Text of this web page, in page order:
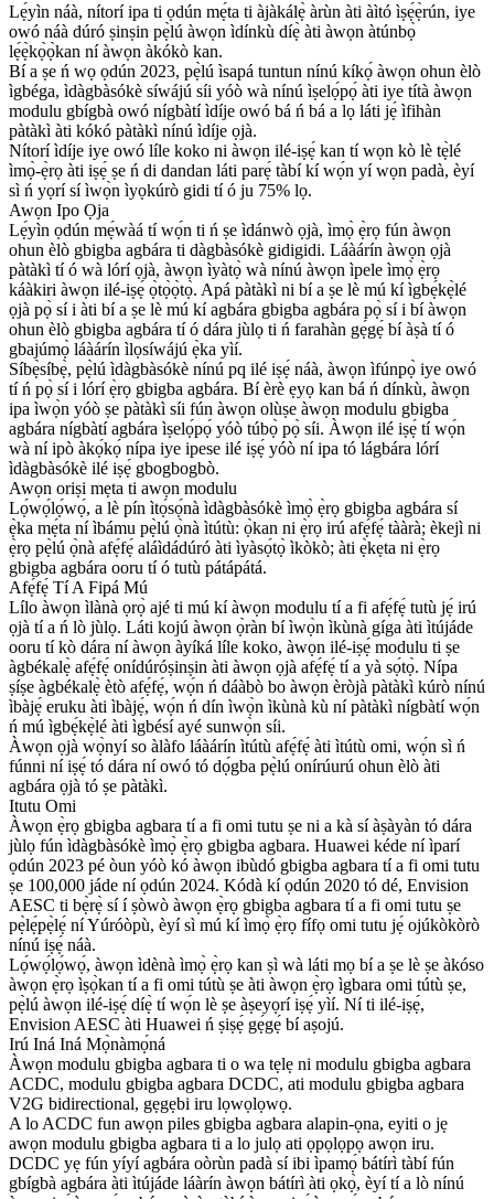
Lẹ́yìn náà, nítorí ipa ti ọdún mẹ́ta ti àjàkálẹ̀ àrùn àti àìtó ìṣẹ́ẹ̀rún, iye
owó náà dúró ṣinṣin pẹ̀lú àwọn ìdínkù díẹ̀ àti àwọn àtúnbọ̀
lẹ́ẹ̀kọ̀ọ̀kan ní àwọn àkókò kan.
Bí a ṣe ń wọ ọdún 2023, pẹ̀lú ìsapá tuntun nínú kíkọ́ àwọn ohun èlò
ìgbéga, ìdàgbàsókè síwájú síi yóò wà nínú ìṣelọ́pọ́ àti iye títà àwọn
modulu gbígbà owó nígbàtí ìdíje owó bá ń bá a lọ láti jẹ́ ìfihàn
pàtàkì àti kókó pàtàkì nínú ìdíje ọjà.
Nítorí ìdíje iye owó líle koko ni àwọn ilé-iṣẹ́ kan tí wọn kò lè tẹ̀lé
ìmọ̀-ẹ̀rọ àti iṣẹ́ ṣe ń di dandan láti parẹ́ tàbí kí wọ́n yí wọn padà, èyí
sì ń yọrí sí ìwọ̀n ìyọkúrò gidi tí ó ju 75% lọ.
Awọn Ipo Ọja
Lẹ́yìn ọdún mẹ́wàá tí wọ́n ti ń ṣe ìdánwò ọjà, ìmọ̀ ẹ̀rọ fún àwọn
ohun èlò gbigba agbára ti dàgbàsókè gidigidi. Láàárín àwọn ọjà
pàtàkì tí ó wà lórí ọjà, àwọn ìyàtọ̀ wà nínú àwọn ìpele ìmọ̀ ẹ̀rọ
káàkiri àwọn ilé-iṣẹ́ ọ̀tọ̀ọ̀tọ̀. Apá pàtàkì ni bí a ṣe lè mú kí ìgbẹ́kẹ̀lé
ọjà pọ̀ sí i àti bí a ṣe lè mú kí agbára gbigba agbára pọ̀ sí i bí àwọn
ohun èlò gbigba agbára tí ó dára jùlọ ti ń farahàn gẹ́gẹ́ bí àṣà tí ó
gbajúmọ̀ láàárín ìlọsíwájú ẹ̀ka yìí.
Síbẹ̀síbẹ̀, pẹ̀lú ìdàgbàsókè nínú pq ilé iṣẹ́ náà, àwọn ìfúnpọ̀ iye owó
tí ń pọ̀ sí i lórí ẹ̀rọ gbigba agbára. Bí èrè ẹyọ kan bá ń dínkù, àwọn
ipa ìwọ̀n yóò ṣe pàtàkì síi fún àwọn olùṣe àwọn modulu gbigba
agbára nígbàtí agbára ìṣelọ́pọ́ yóò túbọ̀ pọ̀ síi. Àwọn ilé iṣẹ́ tí wọ́n
wà ní ipò àkọ́kọ́ nípa iye ipese ilé iṣẹ́ yóò ní ipa tó lágbára lórí
ìdàgbàsókè ilé iṣẹ́ gbogbogbò.
Awọn oriṣi mẹta ti awọn modulu
Lọ́wọ́lọ́wọ́, a lè pín ìtọ́sọ́nà ìdàgbàsókè ìmọ̀ ẹ̀rọ gbigba agbára sí
ẹ̀ka mẹ́ta ní ìbámu pẹ̀lú ọ̀nà ìtútù: ọ̀kan ni ẹ̀rọ irú afẹ́fẹ́ tààrà; èkejì ni
ẹ̀rọ pẹ̀lú ọ̀nà afẹ́fẹ́ aláìdádúró àti ìyàsọ́tọ̀ ìkòkò; àti ẹ̀kẹta ni ẹ̀rọ
gbigba agbára ooru tí ó tutù pátápátá.
Afẹ́fẹ́ Tí A Fipá Mú
Lílo àwọn ìlànà ọrọ̀ ajé ti mú kí àwọn modulu tí a fi afẹ́fẹ́ tutù jẹ́ irú
ọjà tí a ń lò jùlọ. Láti kojú àwọn ọ̀ràn bí ìwọ̀n ìkùnà gíga àti ìtújáde
ooru tí kò dára ní àwọn àyíká líle koko, àwọn ilé-iṣẹ́ modulu ti ṣe
àgbékalẹ̀ afẹ́fẹ́ onídúróṣinṣin àti àwọn ọjà afẹ́fẹ́ tí a yà sọ́tọ̀. Nípa
ṣíṣe àgbékalẹ̀ ètò afẹ́fẹ́, wọ́n ń dáàbò bo àwọn èròjà pàtàkì kúrò nínú
ìbàjẹ́ eruku àti ìbàjẹ́, wọ́n ń dín ìwọ̀n ìkùnà kù ní pàtàkì nígbàtí wọ́n
ń mú ìgbẹ́kẹ̀lé àti ìgbésí ayé sunwọ̀n síi.
Àwọn ọjà wọ̀nyí so àlàfo láàárín ìtútù afẹ́fẹ́ àti ìtútù omi, wọ́n sì ń
fúnni ní iṣẹ́ tó dára ní owó tó dọ́gba pẹ̀lú onírúurú ohun èlò àti
agbára ọjà tó ṣe pàtàkì.
Itutu Omi
Àwọn ẹ̀rọ gbigba agbara tí a fi omi tutu ṣe ni a kà sí àṣàyàn tó dára
jùlọ fún ìdàgbàsókè ìmọ̀ ẹ̀rọ gbigba agbara. Huawei kéde ní ìparí
ọdún 2023 pé òun yóò kó àwọn ibùdó gbigba agbara tí a fi omi tutu
ṣe 100,000 jáde ní ọdún 2024. Kódà kí ọdún 2020 tó dé, Envision
AESC ti bẹ̀rẹ̀ sí í ṣòwò àwọn ẹ̀rọ gbigba agbara tí a fi omi tutu ṣe
pẹ̀lẹ́pẹ̀lẹ́ ní Yúróòpù, èyí sì mú kí ìmọ̀ ẹ̀rọ fífọ omi tutu jẹ́ ojúkòkòrò
nínú iṣẹ́ náà.
Lọ́wọ́lọ́wọ́, àwọn ìdènà ìmọ̀ ẹ̀rọ kan ṣì wà láti mọ bí a ṣe lè ṣe àkóso
àwọn ẹ̀rọ ìṣọ̀kan tí a fi omi tútù ṣe àti àwọn ẹ̀rọ ìgbara omi tútù ṣe,
pẹ̀lú àwọn ilé-iṣẹ́ díẹ̀ tí wọ́n lè ṣe àṣeyọrí iṣẹ́ yìí. Ní ti ilé-iṣẹ́,
Envision AESC àti Huawei ń ṣiṣẹ́ gẹ́gẹ́ bí aṣojú.
Irú Iná Iná Mọ̀nàmọ́ná
Àwọn modulu gbigba agbara ti o wa tẹlẹ ni modulu gbigba agbara
ACDC, modulu gbigba agbara DCDC, ati modulu gbigba agbara
V2G bidirectional, gẹgẹbi iru lọwọlọwọ.
A lo ACDC fun awọn piles gbigba agbara alapin-ọna, eyiti o jẹ
awọn modulu gbigba agbara ti a lo julọ ati ọpọlọpọ awọn iru.
DCDC yẹ fún yíyí agbára oòrùn padà sí ibi ìpamọ́ bátírì tàbí fún
gbígbà agbára àti ìtújáde láàrín àwọn bátírì àti ọkọ̀, èyí tí a lò nínú